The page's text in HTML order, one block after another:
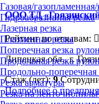
Газовая/
Гидроабразивная резка
Лазерная резка
Плазменная резка
Поперечная резка
Продольная резка
Продольно-поперечная
Резка арматуры
Резка на
ООО ТД
Рейтинг по отзывам:
Липецкая обл., г.
Стаж (лет):9
Подробнее о